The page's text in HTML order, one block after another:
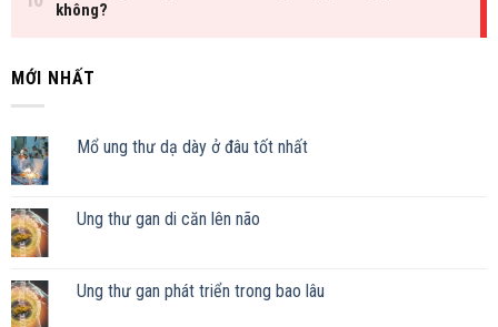
MỚI NHẤT
Mổ ung thư dạ dày ở đâu tốt nhất
Ung thư gan di căn lên não
Ung thư gan phát triển trong bao lâu